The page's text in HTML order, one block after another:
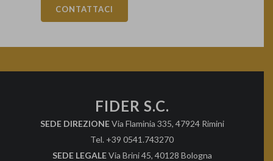
CONTATTACI
FIDER S.C.
SEDE DIREZIONEVia Flaminia 335, 47924 Rimini
Tel. +39 0541.743270
SEDE LEGALEVia Brini 45, 40128 Bologna